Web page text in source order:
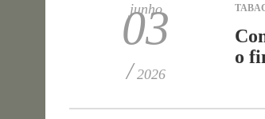
junho
03
/ 2026
o